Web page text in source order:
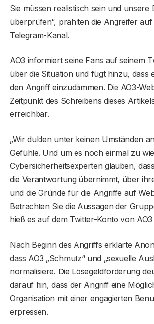
Sie müssen realistisch sein und unsere
überprüfen“, prahlten die Angreifer auf
Telegram-Kanal.
AO3 informiert seine Fans auf seinem
über die Situation und fügt hinzu, dass
den Angriff einzudämmen. Die AO3-
Zeitpunkt des Schreibens dieses
erreichbar.
„Wir dulden unter keinen Umständen
Gefühle. Und um es noch einmal zu
Cybersicherheitsexperten glauben,
die Verantwortung übernimmt, über
und die Gründe für die Angriffe auf
Betrachten Sie die Aussagen der
hieß es auf dem Twitter-Konto von AO3
Nach Beginn des Angriffs erklärte
dass AO3 „Schmutz“ und „sexuelle
normalisiere. Die Lösegeldforderung
darauf hin, dass der Angriff eine
Organisation mit einer engagierten
erpressen.